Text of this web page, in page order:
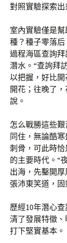
對照實驗探索出
室內實驗僅是
種？種子零落
過程海區查詢
潛水。“查詢拜
以把握，好比
開花；往晚了
說。
怎么戰勝這些
同住，無論酷
刺骨，可此時
的主要時代。“
出海，先鑿開
張沛東笑道，
歷經10年潛心
清了發展特徵
打下堅實基本。